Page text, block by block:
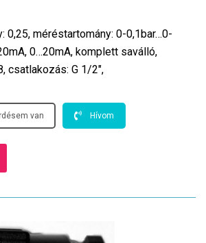
0,25, méréstartomány: 0-0,1bar…0-
0…20mA, komplett saválló,
csatlakozás: G 1/2″,
van Hívom